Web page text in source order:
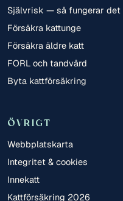
Självrisk — så fungerar det
Försäkra kattunge
Försäkra äldre katt
FORL och tandvård
Byta kattförsäkring
ÖVRIGT
Webbplatskarta
Integritet & cookies
Innekatt
Kattförsäkring 2026